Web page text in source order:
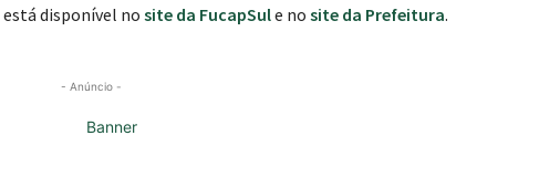
está disponível no site da FucapSule no site da Prefeitura.
- Anúncio -